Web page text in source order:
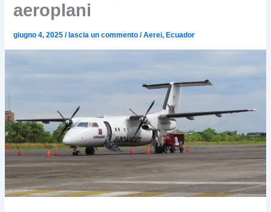
aeroplani
giugno 4, 2025/ lascia un commento /Aerei, Ecuador